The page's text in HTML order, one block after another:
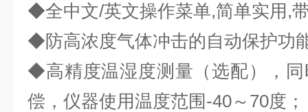
◆全中文/英文操作菜单,简单实用,
◆防高浓度气体冲击的自动保护功
◆高精度温湿度测量（选配），
偿，仪器使用温度范围-40～70度；